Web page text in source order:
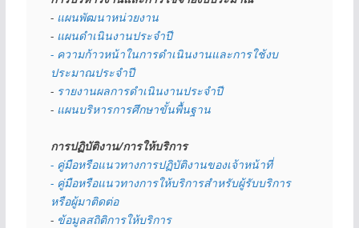
- แผนพัฒนาหน่วยงาน
- แผนดำเนินงานประจำปี
- ความก้าวหน้าในการดำเนินงานและการใช้งบ
ประมาณประจำปี
- รายงานผลการดำเนินงานประจำปี
- แผนบริหารการศึกษาขั้นพื้นฐาน
การปฏิบัติงาน/การให้บริการ
- คู่มือหรือแนวทางการปฏิบัติงานของเจ้าหน้าที่
- คู่มือหรือแนวทางการให้บริการสำหรับผู้รับบริการ
หรือผู้มาติดต่อ
- ข้อมูลสถิติการให้บริการ